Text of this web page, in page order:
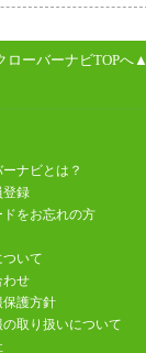
ローバーナビTOPへ▲
ナビとは？
登録
ドをお忘れの方
いて
わせ
保護方針
取り扱いについて